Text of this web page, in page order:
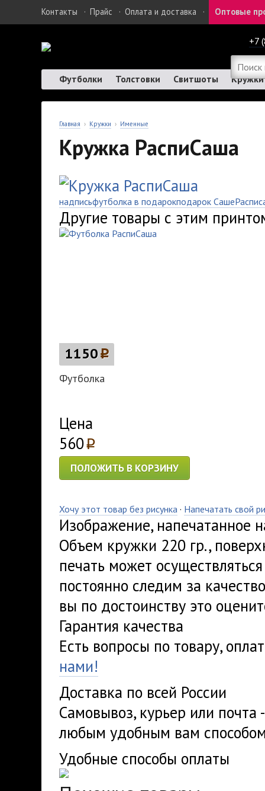
Контакты · Прайс · Оплата и доставка · Оптовые
+7
Футболки Толстовки Свитшоты Кружки
Главная › Кружки › Именные
Кружка РаспиСаша
надписьфутболка в подарокподарок Саше
Другие товары с этим
1150p
Футболка
Цена
560p
ПОЛОЖИТЬ В КОРЗИНУ
Хочу этот товар без рисунка · Напечатать свой
Изображение, напечатанное
Объем кружки 220 гр.,
печать может
постоянно следим за
вы по достоинству это
Гарантия качества
Есть вопросы по товару,
нами!
Доставка по всей России
Самовывоз, курьер или
любым удобным вам
Удобные способы оплаты